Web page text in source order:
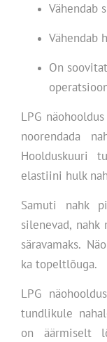
Vähendab
Vähendab
On
LPG
noorendada
Hoolduskuuri
elastiini hulk
Samuti nahk
silenevad, nahk
säravamaks.
ka topeltlõuga.
LPG
tundlikule
on äärmiselt